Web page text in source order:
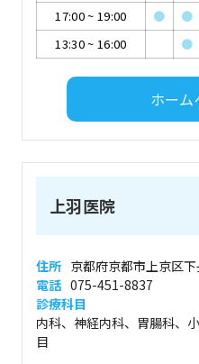
17:00~ 19:00 ● ●
13:30~ 16:00 ●
ホーム
上羽医院
住所 京都府京都市上京区
電話 075-451-8837
診療科目
内科、神経内科、胃腸科、
目